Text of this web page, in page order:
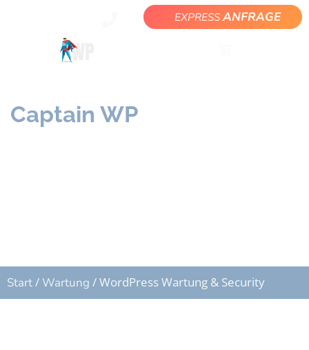
EXPRESS ANFRAGE
Captain WP
Start/Wartung / WordPress Wartung & Security